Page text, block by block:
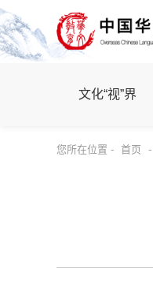
文化“视”界
您所在位置 - 首页 -